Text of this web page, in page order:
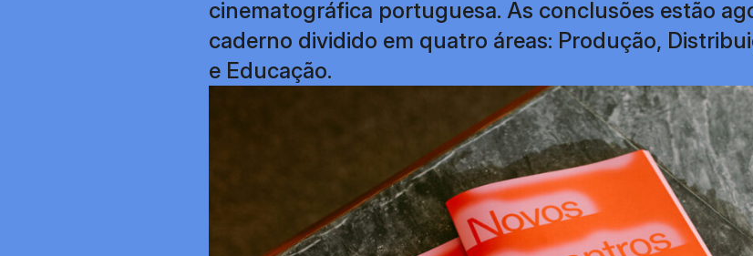
cinematográfica portuguesa. As conclusões estão
caderno dividido em quatro áreas: Produção,
e Educação.